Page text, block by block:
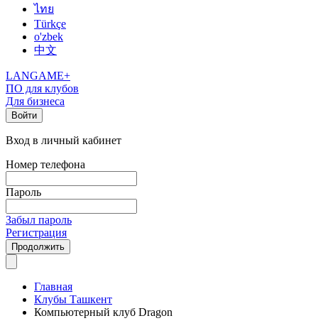
ไทย
Türkçe
o'zbek
中文
LANGAME+
ПО для клубов
Для бизнеса
Войти
Вход в личный кабинет
Номер телефона
Пароль
Забыл пароль
Регистрация
Продолжить
Главная
Клубы Ташкент
Компьютерный клуб Dragon